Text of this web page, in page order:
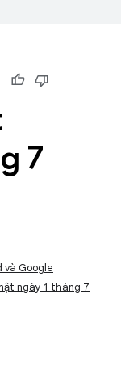
7
và Google
ngày 1 tháng 7